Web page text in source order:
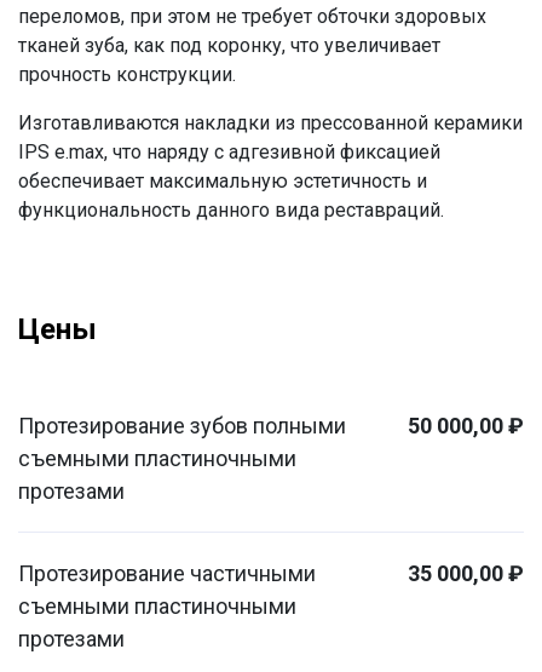
переломов, при этом не требует обточки здоровых
тканей зуба, как под коронку, что увеличивает
прочность конструкции.
Изготавливаются накладки из прессованной керамики
IPS e.max, что наряду с адгезивной фиксацией
обеспечивает максимальную эстетичность и
функциональность данного вида реставраций.
Цены
Протезирование зубов полными
съемными пластиночными
протезами
50 000,00 ₽
Протезирование частичными
съемными пластиночными
протезами
35 000,00 ₽